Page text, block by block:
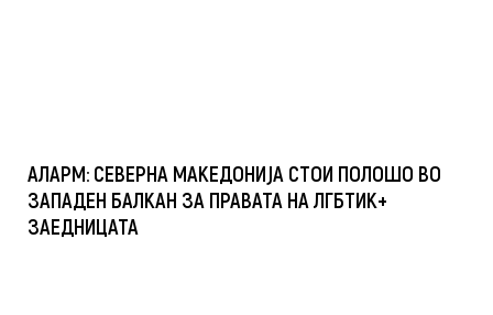
АЛАРМ: СЕВЕРНА МАКЕДОНИЈА СТОИ ПОЛОШО ВО
ЗАПАДЕН БАЛКАН ЗА ПРАВАТА НА ЛГБТИК+
ЗАЕДНИЦАТА